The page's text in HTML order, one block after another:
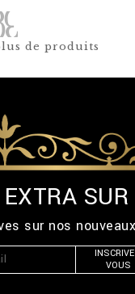
de produits
sur nos
VOUS